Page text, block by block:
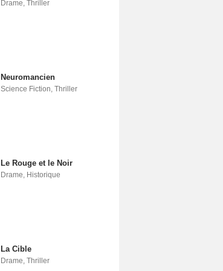
Drame, Thriller
Neuromancien
Science Fiction, Thriller
Le Rouge et le Noir
Drame, Historique
La Cible
Drame, Thriller